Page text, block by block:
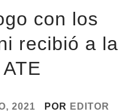
con los
recibió a la
2021 POR EDITOR